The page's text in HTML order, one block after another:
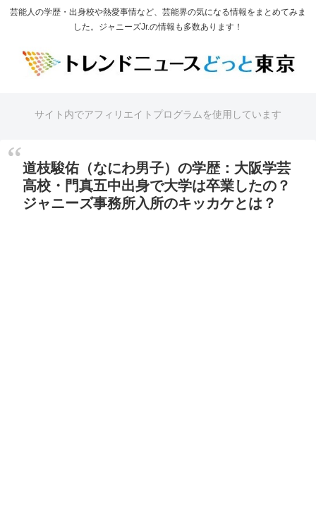
芸能人の学歴・出身校や熱愛事情など、芸能界の気になる情報をまとめてみま
した。ジャニーズJr.の情報も多数あります！
サイト内でアフィリエイトプログラムを使用しています
道枝駿佑（なにわ男子）の学歴：大阪学芸
高校・門真五中出身で大学は卒業したの？
ジャニーズ事務所入所のキッカケとは？